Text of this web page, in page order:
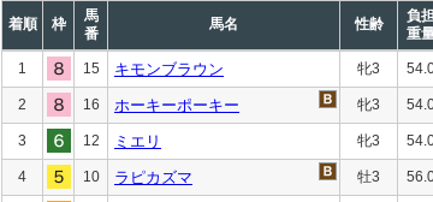
着順 枠
馬
番
馬名 性齢
負
重
1 15 キモンブラウン 牝3
2 16 ホーキーポーキー 牝3
3 12 ミエリ 牝3
4 10 ラピカズマ 牡3